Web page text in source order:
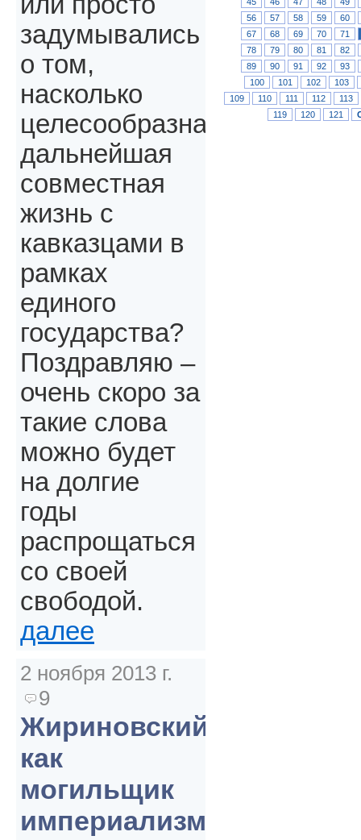
56
57 58 59
60
67
68 69 70
71
78
79 80 81
82
89
90 91 92
93
100
101 102
103
109
110 111 112
113
119
120 121
задумывались
о том,
насколько
целесообразна
дальнейшая
совместная
жизнь с
кавказцами в
рамках
единого
государства?
Поздравляю –
очень скоро за
такие слова
можно будет
на долгие
годы
распрощаться
со своей
свободой.
далее
2 ноября 2013 г.
9
Жириновский
как
могильщик
империализма